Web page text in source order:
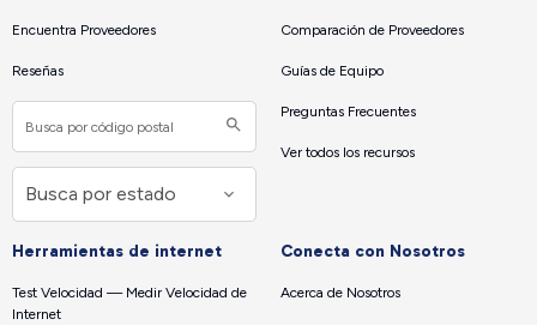
Encuentra Proveedores
Reseñas
Comparación de Proveedores
Guías de Equipo
Preguntas Frecuentes
Ver todos los recursos
Herramientas de internet
Test Velocidad — Medir Velocidad de
Internet
Conecta con Nosotros
Acerca de Nosotros